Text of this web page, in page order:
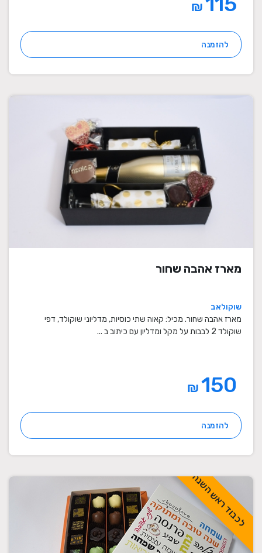
₪
להזמנה
מארז אהבה שחור
שוקולאב
מארז אהבה שחור. מכיל: קאוה שתי כוסיות, מדליוני שוקולד, דפי
שוקולד 2 לבבות על מקל ומדליון עם כיתוב ב ...
₪
להזמנה
לכבוד ראש השנה